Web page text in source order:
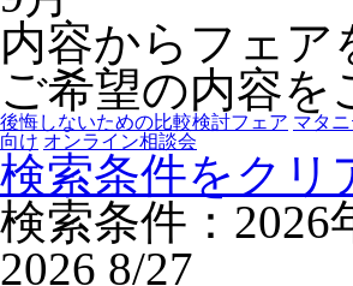
内容からフェア
ご希望の内容を
後悔しないための比較検討フェア マタ
向け オンライン相談会
検索条件をクリ
検索条件：2026
2026 8/27